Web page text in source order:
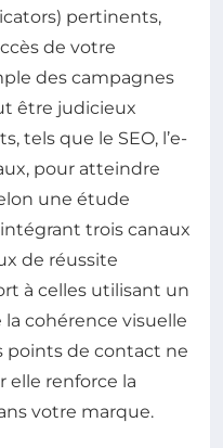
pertinents,
de votre
des campagnes
être judicieux
tels que le SEO, l’e-
pour atteindre
une étude
trois canaux
de réussite
à celles utilisant un
la cohérence visuelle
points de contact ne
elle renforce la
votre marque.